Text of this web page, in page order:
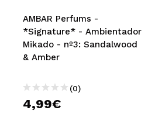
AMBAR Perfums -
*Signature* - Ambientador
Mikado - nº3: Sandalwood
& Amber
(0)
4,99€